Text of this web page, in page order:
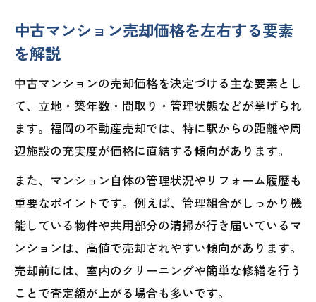
中古マンション売却価格を左右する要素
を解説
中古マンションの売却価格を決定づける主な要素とし
て、立地・築年数・間取り・管理状態などが挙げられ
ます。福岡の不動産売却では、特に駅からの距離や周
辺施設の充実度が価格に直結する傾向があります。
また、マンション自体の管理状況やリフォーム履歴も
重要なポイントです。例えば、管理組合がしっかり機
能している物件や共用部分の清掃が行き届いているマ
ンションは、高値で売却されやすい傾向があります。
売却前には、室内のクリーニングや簡単な修繕を行う
ことで査定額が上がる場合も多いです。